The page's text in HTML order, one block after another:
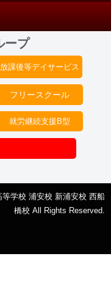
ープ
放課後等デイサービス
フリースクール
就労継続支援B型
学校 浦安校 新浦安校 西船
橋校 All Rights Reserved.